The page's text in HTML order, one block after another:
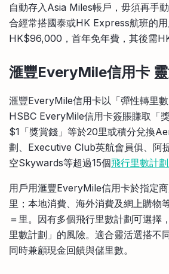
自動存入Asia Miles帳戶，毋須再手
合經常搭國泰或HK Express航班的
HK$96,000，首年免年費，其後需
滙豐EveryMile信用卡
滙豐EveryMile信用卡以「彈性轉里
HSBC EveryMile信用卡簽賬賺取「
$1「獎賞錢」等於20里或積分兌換
劃、Executive Club英航會員俱、阿
空Skywards等超過15個飛行里數計
用戶用滙豐EveryMile信用卡於指定
里；本地消費、海外消費及網上購物
＝里。因有多個飛行里數計劃可選擇
里數計劃」的風險。適合靈活選搭不
同時兼顧現金回饋與儲里數。